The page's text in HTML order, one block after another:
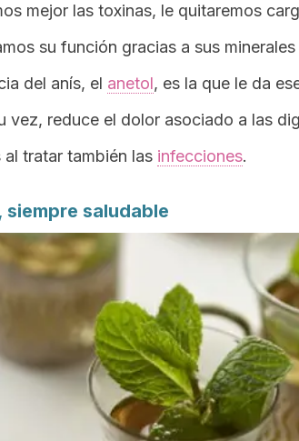
mejor las toxinas, le quitaremos
su función gracias a sus
del anís, el anetol, es la que le da
vez, reduce el dolor asociado a las
al tratar también las infecciones.
siempre saludable